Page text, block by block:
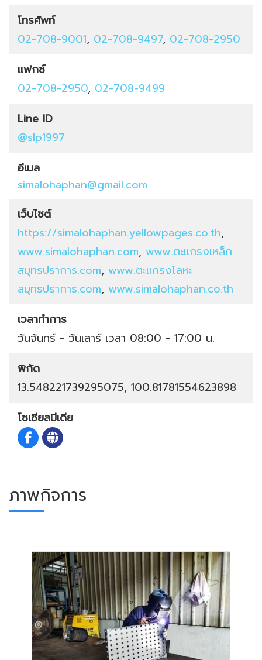
โทรศัพท์
02-708-9001, 02-708-9497, 02-708-2950
แฟกซ์
02-708-2950, 02-708-9499
Line ID
@slp1997
อีเมล
simalohaphan@gmail.com
เว็บไซต์
https://simalohaphan.yellowpages.co.th,
www.simalohaphan.com, www.ตะแกรงเหล็ก
สมุทรปราการ.com, www.ตะแกรงโลหะ
สมุทรปราการ.com, www.simalohaphan.co.th
เวลาทำการ
วันจันทร์ - วันเสาร์ เวลา 08:00 - 17:00 น.
พิกัด
13.548221739295075, 100.81781554623898
โซเชียลมีเดีย
ภาพกิจการ